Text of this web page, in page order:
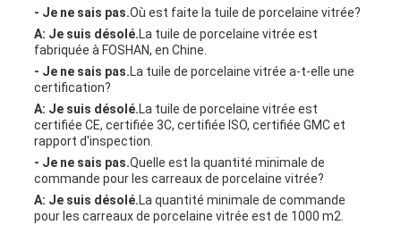
- Je ne sais pas.Où est faite la tuile de porcelaine vitrée?
A: Je suis désolé.La tuile de porcelaine vitrée est
fabriquée à FOSHAN, en Chine.
- Je ne sais pas.La tuile de porcelaine vitrée a-t-elle une
certification?
A: Je suis désolé.La tuile de porcelaine vitrée est
certifiée CE, certifiée 3C, certifiée ISO, certifiée GMC et
rapport d'inspection.
- Je ne sais pas.Quelle est la quantité minimale de
commande pour les carreaux de porcelaine vitrée?
A: Je suis désolé.La quantité minimale de commande
pour les carreaux de porcelaine vitrée est de 1000 m2.